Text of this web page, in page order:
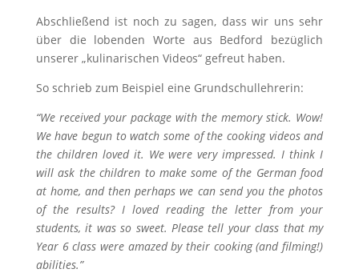
Abschließend ist noch zu sagen, dass wir uns sehr
über die lobenden Worte aus Bedford bezüglich
unserer „kulinarischen Videos“ gefreut haben.
So schrieb zum Beispiel eine Grundschullehrerin:
“We received your package with the memory stick. Wow!
We have begun to watch some of the cooking videos and
the children loved it. We were very impressed. I think I
will ask the children to make some of the German food
at home, and then perhaps we can send you the photos
of the results? I loved reading the letter from your
students, it was so sweet. Please tell your class that my
Year 6 class were amazed by their cooking (and filming!)
abilities.”